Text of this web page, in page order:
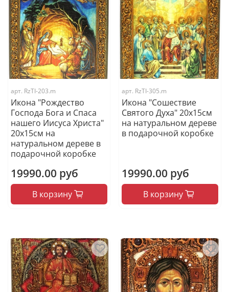
арт. RzTI-203.m
Икона "Рождество
Господа Бога и Спаса
нашего Иисуса Христа"
20х15см на
натуральном дереве в
подарочной коробке
19990.00 руб
В корзину
арт. RzTI-305.m
Икона "Сошествие
Святого Духа" 20х15см
на натуральном дереве
в подарочной коробке
19990.00 руб
В корзину